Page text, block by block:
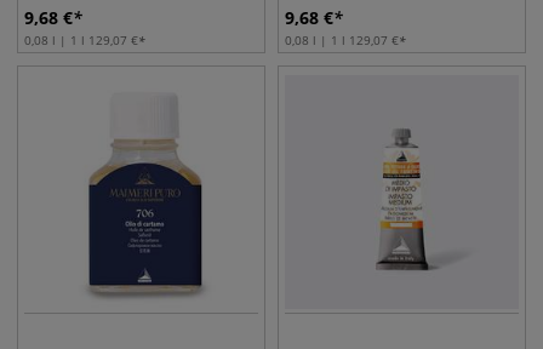
9,68 €
0,08 l | 1 l 129,07 €
9,68 €
0,08 l | 1 l 129,07 €